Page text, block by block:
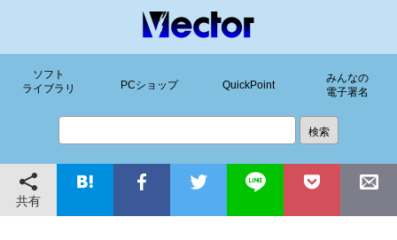
ソフト
ライブラリ
PCショップ QuickPoint
みんなの
電子署名
共有